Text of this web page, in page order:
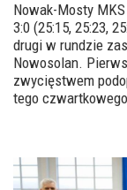
Nowak-Mosty
3:0 (25:15, 25:23,
drugi w rundzie
Nowosolan.
zwycięstwem
tego